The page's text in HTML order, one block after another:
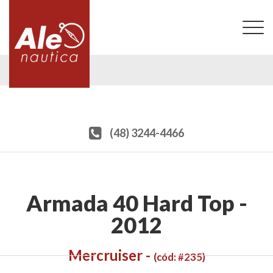
(48) 3244-4466
Armada 40 Hard Top -
2012
Mercruiser - (cód: #235)